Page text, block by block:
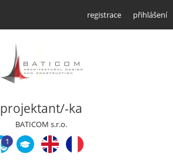
registrace přihlášení
projektant/-ka
BATICOM s.r.o.
1